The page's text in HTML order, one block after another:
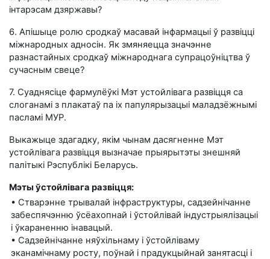
інтарэсам дзяржавы?
6. Апішыце ролю сродкаў масавай інфармацыі ў развіцці
міжнародных адносін. Як змяняецца значэнне
разнастайных сродкаў міжнароднага супрацоўніцтва ў
сучасным свеце?
7. Суаднясіце фармулёўкі Мэт устойлівага развіцця са
слоганамі з плакатаў па іх папулярызацыі маладзёжнымі
пасламі МУР.
Выкажыце здагадку, якім чынам дасягненне Мэт
устойлівага развіцця вызначае прыярытэты знешняй
палітыкі Рэспублікі Беларусь.
Мэты ўстойлівага развіцця:
• Стварэнне трывалай інфраструктуры, садзейнічанне
забеспячэнню ўсёахопнай і ўстойлівай індустрыялізацыі
і ўкараненню інавацый.
• Садзейнічанне няўхільнаму і ўстойліваму
эканамічнаму росту, поўнай і прадукцыйнай занятасці і